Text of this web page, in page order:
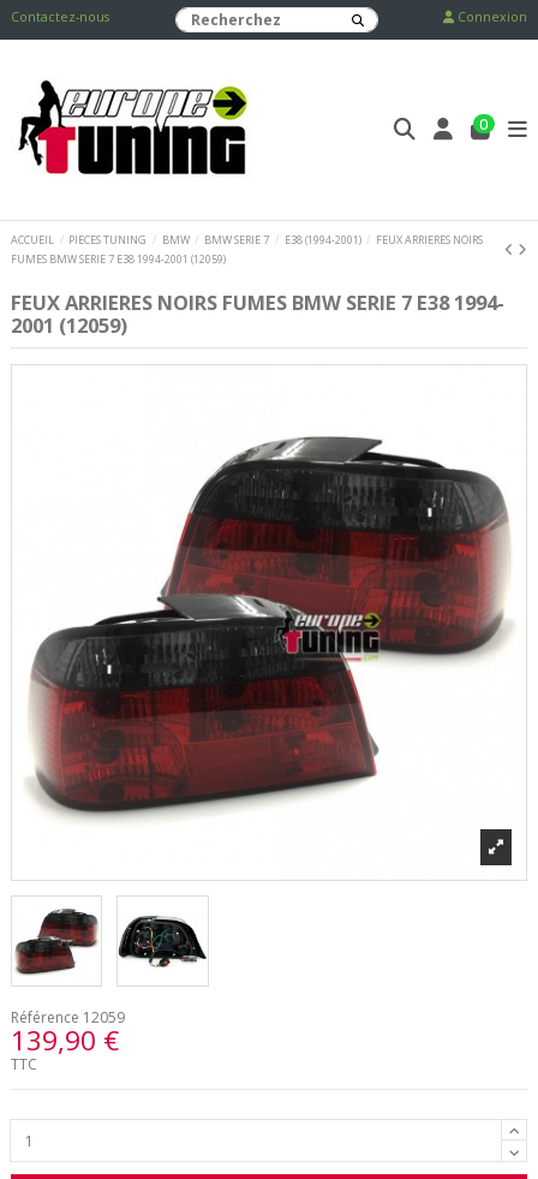
Contactez-nous Connexion
0
ACCUEIL PIECES TUNING BMW BMW SERIE 7 E38 (1994-2001)
FEUX ARRIERES NOIRS
FUMES BMW SERIE 7 E38 1994-2001 (12059)
FEUX ARRIERES NOIRS FUMES BMW SERIE 7 E38 1994-
2001 (12059)
Référence 12059
139,90 €
TTC